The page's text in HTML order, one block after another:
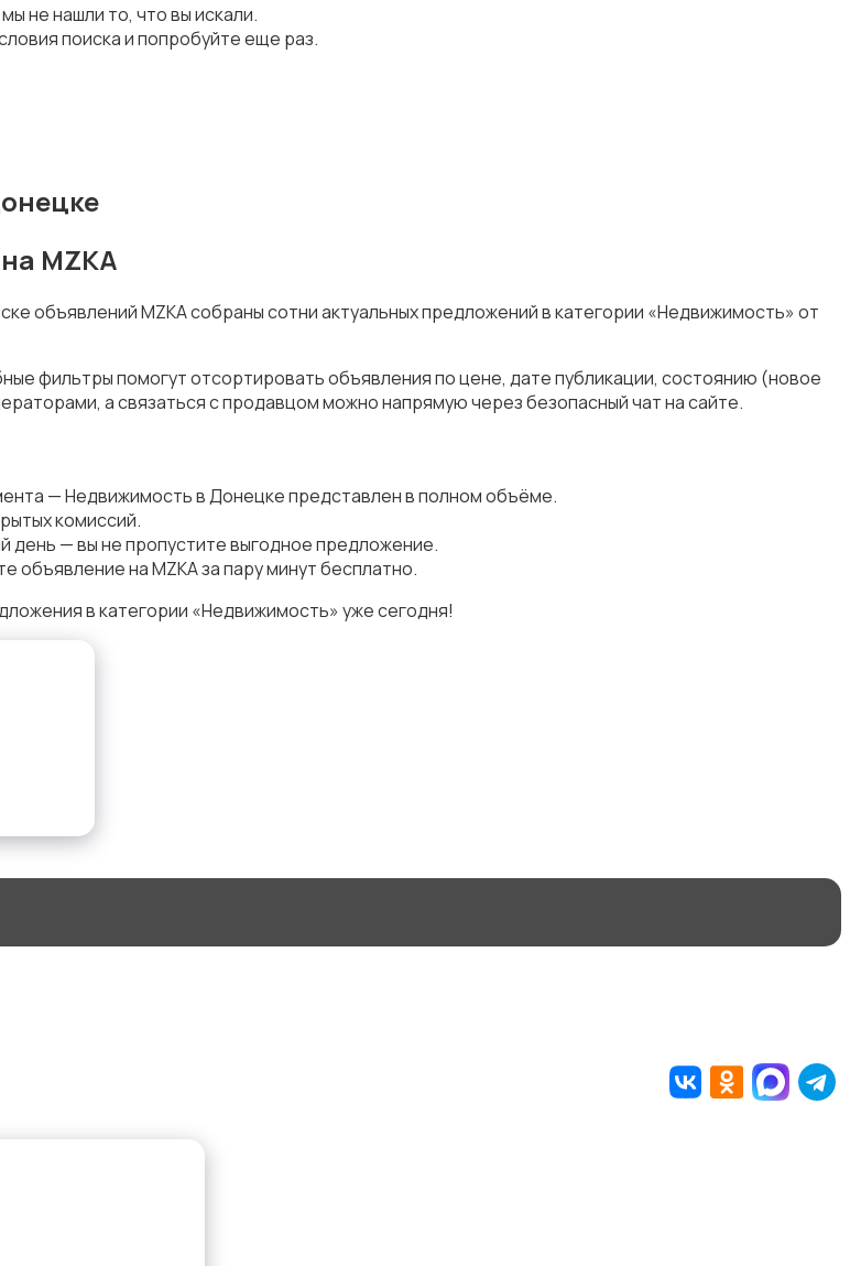
не нашли то, что вы искали.
поиска и попробуйте еще раз.
MZKA
объявлений MZKA собраны сотни актуальных предложений в категории «Недвижимость» от
фильтры помогут отсортировать объявления по цене, дате публикации, состоянию (новое
а связаться с продавцом можно напрямую через безопасный чат на сайте.
— Недвижимость в Донецке представлен в полном объёме.
комиссий.
день — вы не пропустите выгодное предложение.
на MZKA за пару минут бесплатно.
в категории «Недвижимость» уже сегодня!